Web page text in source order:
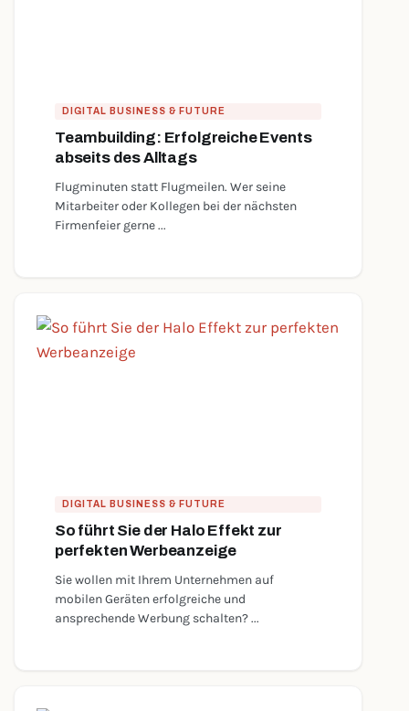
DIGITAL BUSINESS & FUTURE
Teambuilding: Erfolgreiche Events
abseits des Alltags
Flugminuten statt Flugmeilen. Wer seine
Mitarbeiter oder Kollegen bei der nächsten
Firmenfeier gerne ...
DIGITAL BUSINESS & FUTURE
So führt Sie der Halo Effekt zur
perfekten Werbeanzeige
Sie wollen mit Ihrem Unternehmen auf
mobilen Geräten erfolgreiche und
ansprechende Werbung schalten? ...